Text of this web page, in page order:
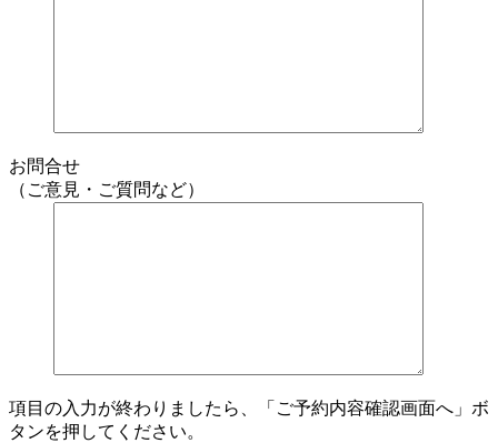
お問合せ
（ご意見・ご質問など）
項目の入力が終わりましたら、「ご予約内容確認画面へ」ボ
タンを押してください。